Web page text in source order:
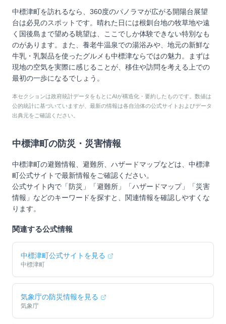
中標津町を訪れるなら、360度のパノラマが広がる開陽台展望
台は必見のスポットです。晴れた日には根釧台地の牧草地や遠
く国後島まで望める眺望は、ここでしか体験できない特別なも
のがあります。また、養老牛温泉での湯浴みや、地元の新鮮な
牛乳・乳製品を使ったグルメも中標津ならではの魅力。まずは
現地の空気を実際に感じることが、移住や訪問を考える上での
最初の一歩になるでしょう。
本セクションは政府統計データをもとにAIが構造化・要約したものです。数値は
公的統計に基づいていますが、最新の情報は各自治体の公式サイトおよびデータ
出典元をご確認ください。
中標津町 の防災・災害情報
中標津町の避難情報、避難所、ハザードマップなどは、 中標津
町公式サイトで最新情報をご確認ください。
公式サイト内で「防災」「避難所」「ハザードマップ」「災害
情報」などのキーワードを探すと、関連情報を確認しやすくな
ります。
関連する公式情報
中標津町公式サイトを見る
中標津町
気象庁の防災情報を見る
気象庁